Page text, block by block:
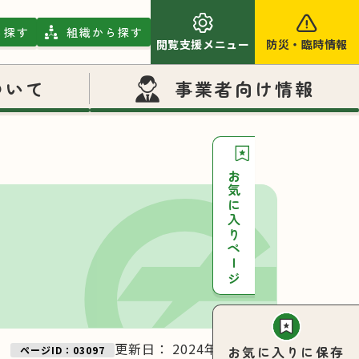
す 組織から探す
閲覧支援メニュー 防災 ・ 臨時情報
て 事業者向け情報
お気に入りページ
お気に入りに保存
ページID：03097 更新日： 2024年11月27日